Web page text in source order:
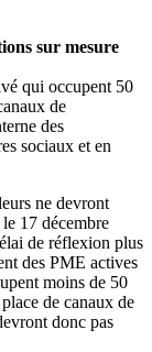
sur mesure
qui occupent 50
de
des
sociaux et en
ne devront
17 décembre
de réflexion plus
des PME actives
moins de 50
de canaux de
donc pas